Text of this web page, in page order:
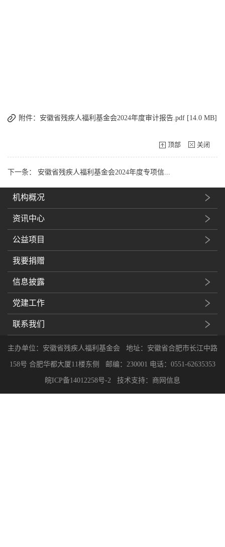
附件：安徽省残疾人福利基金会2024年度审计报告.pdf [14.0 MB]
顶部 关闭
下一条： 安徽省残疾人福利基金会2024年度专项信...
机构概况
资讯中心
公益项目
我要捐赠
信息披露
党建工作
联系我们
主办单位：安徽省残疾人福利基金会 地址：安徽省合肥市长江中路
158号 合肥华都大厦11楼东侧 邮编：230001 电话：0551-62635353
皖ICP备14012258号-2 技术支持：商网信息